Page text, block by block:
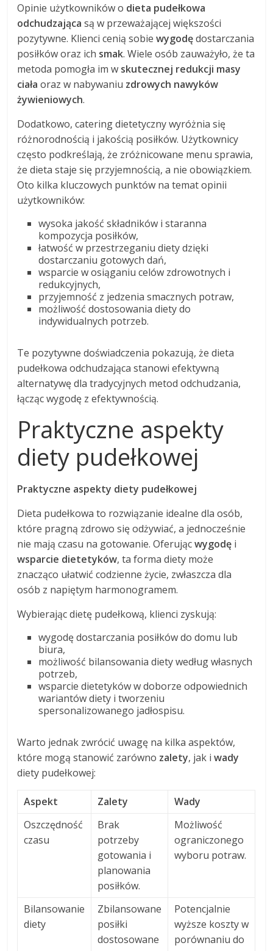
Opinie użytkowników o dieta pudełkowa
odchudzająca są w przeważającej większości
pozytywne. Klienci cenią sobiewygodędostarczania
posiłków oraz ich smak. Wiele osób zauważyło, że ta
metoda pomogła im w skutecznej redukcji masy
ciała oraz w nabywaniu zdrowych nawyków
żywieniowych.
Dodatkowo, catering dietetyczny wyróżnia się
różnorodnością i jakością posiłków. Użytkownicy
często podkreślają, że zróżnicowane menu sprawia,
że dieta staje się przyjemnością, a nie obowiązkiem.
Oto kilka kluczowych punktów na temat opinii
użytkowników:
wysoka jakość składników i staranna
kompozycja posiłków,
łatwość w przestrzeganiu diety dzięki
dostarczaniu gotowych dań,
wsparcie w osiąganiu celów zdrowotnych i
redukcyjnych,
przyjemność z jedzenia smacznych potraw,
możliwość dostosowania diety do
indywidualnych potrzeb.
Te pozytywne doświadczenia pokazują, że dieta
pudełkowa odchudzająca stanowi efektywną
alternatywę dla tradycyjnych metod odchudzania,
łącząc wygodę z efektywnością.
Praktyczne aspekty
diety pudełkowej
Praktyczne aspekty diety pudełkowej
Dieta pudełkowa to rozwiązanie idealne dla osób,
które pragną zdrowo się odżywiać, a jednocześnie
nie mają czasu na gotowanie. Oferującwygodę i
wsparcie dietetyków, ta forma diety może
znacząco ułatwić codzienne życie, zwłaszcza dla
osób z napiętym harmonogramem.
Wybierając dietę pudełkową, klienci zyskują:
wygodę dostarczania posiłków do domu lub
biura,
możliwość bilansowania diety według własnych
potrzeb,
wsparcie dietetyków w doborze odpowiednich
wariantów diety i tworzeniu
spersonalizowanego jadłospisu.
Warto jednak zwrócić uwagę na kilka aspektów,
które mogą stanowić zarówno zalety, jak iwady
diety pudełkowej:
Aspekt Zalety
Wady
Oszczędność
czasu
Brak
potrzeby
gotowania i
planowania
posiłków.
Możliwość
ograniczonego
wyboru potraw.
Bilansowanie
diety
Zbilansowane
posiłki
dostosowane
Potencjalnie
wyższe koszty w
porównaniu do